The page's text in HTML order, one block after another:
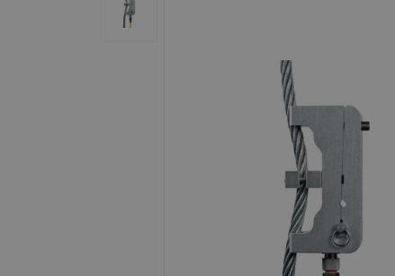
Manuels utilisateur